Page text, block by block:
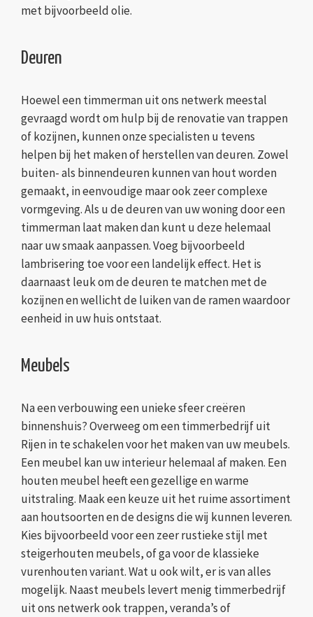
met bijvoorbeeld olie.
Deuren
Hoewel een timmerman uit ons netwerk meestal
gevraagd wordt om hulp bij de renovatie van trappen
of kozijnen, kunnen onze specialisten u tevens
helpen bij het maken of herstellen van deuren. Zowel
buiten- als binnendeuren kunnen van hout worden
gemaakt, in eenvoudige maar ook zeer complexe
vormgeving. Als u de deuren van uw woning door een
timmerman laat maken dan kunt u deze helemaal
naar uw smaak aanpassen. Voeg bijvoorbeeld
lambrisering toe voor een landelijk effect. Het is
daarnaast leuk om de deuren te matchen met de
kozijnen en wellicht de luiken van de ramen waardoor
eenheid in uw huis ontstaat.
Meubels
Na een verbouwing een unieke sfeer creëren
binnenshuis? Overweeg om een timmerbedrijf uit
Rijen in te schakelen voor het maken van uw meubels.
Een meubel kan uw interieur helemaal af maken. Een
houten meubel heeft een gezellige en warme
uitstraling. Maak een keuze uit het ruime assortiment
aan houtsoorten en de designs die wij kunnen leveren.
Kies bijvoorbeeld voor een zeer rustieke stijl met
steigerhouten meubels, of ga voor de klassieke
vurenhouten variant. Wat u ook wilt, er is van alles
mogelijk. Naast meubels levert menig timmerbedrijf
uit ons netwerk ook trappen, veranda’s of